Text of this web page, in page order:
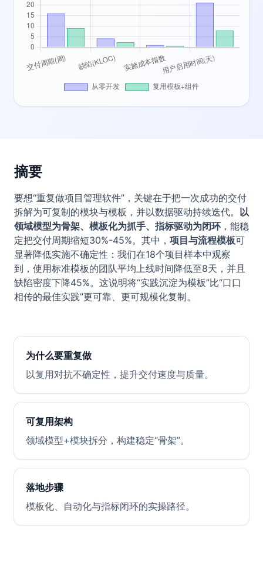
摘要
要想“重复做项目管理软件”，关键在于把一次成功的交付
拆解为可复制的模块与模板，并以数据驱动持续迭代。 以
领域模型为骨架、模板化为抓手、指标驱动为闭环，能稳
定把交付周期缩短30%-45%。其中， 项目与流程模板可
显著降低实施不确定性：我们在18个项目样本中观察
到，使用标准模板的团队平均上线时间降低至8天，并且
缺陷密度下降45%。这说明将“实践沉淀为模板”比“口口
相传的最佳实践”更可靠、更可规模化复制。
为什么要重复做
以复用对抗不确定性，提升交付速度与质量。
可复用架构
领域模型+模块拆分，构建稳定“骨架”。
落地步骤
模板化、自动化与指标闭环的实操路径。